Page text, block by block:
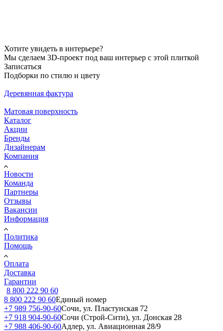
Хотите увидеть в интерьере?
Мы сделаем 3D-проект под ваш интерьер с этой плиткой
Записаться
Подборки по стилю и цвету
Деревянная фактура
Матовая поверхность
Каталог
Акции
Бренды
Дизайнерам
Компания
Новости
Команда
Партнеры
Отзывы
Вакансии
Информация
Политика
Помощь
Оплата
Доставка
Гарантии
8 800 222 90 60
8 800 222 90 60Единый номер
+7 989 756-90-60Сочи, ул. Пластунская 72
+7 918 904-90-60Сочи (Строй-Сити), ул. Донская 28
+7 988 406-90-60Адлер, ул. Авиационная 28/9